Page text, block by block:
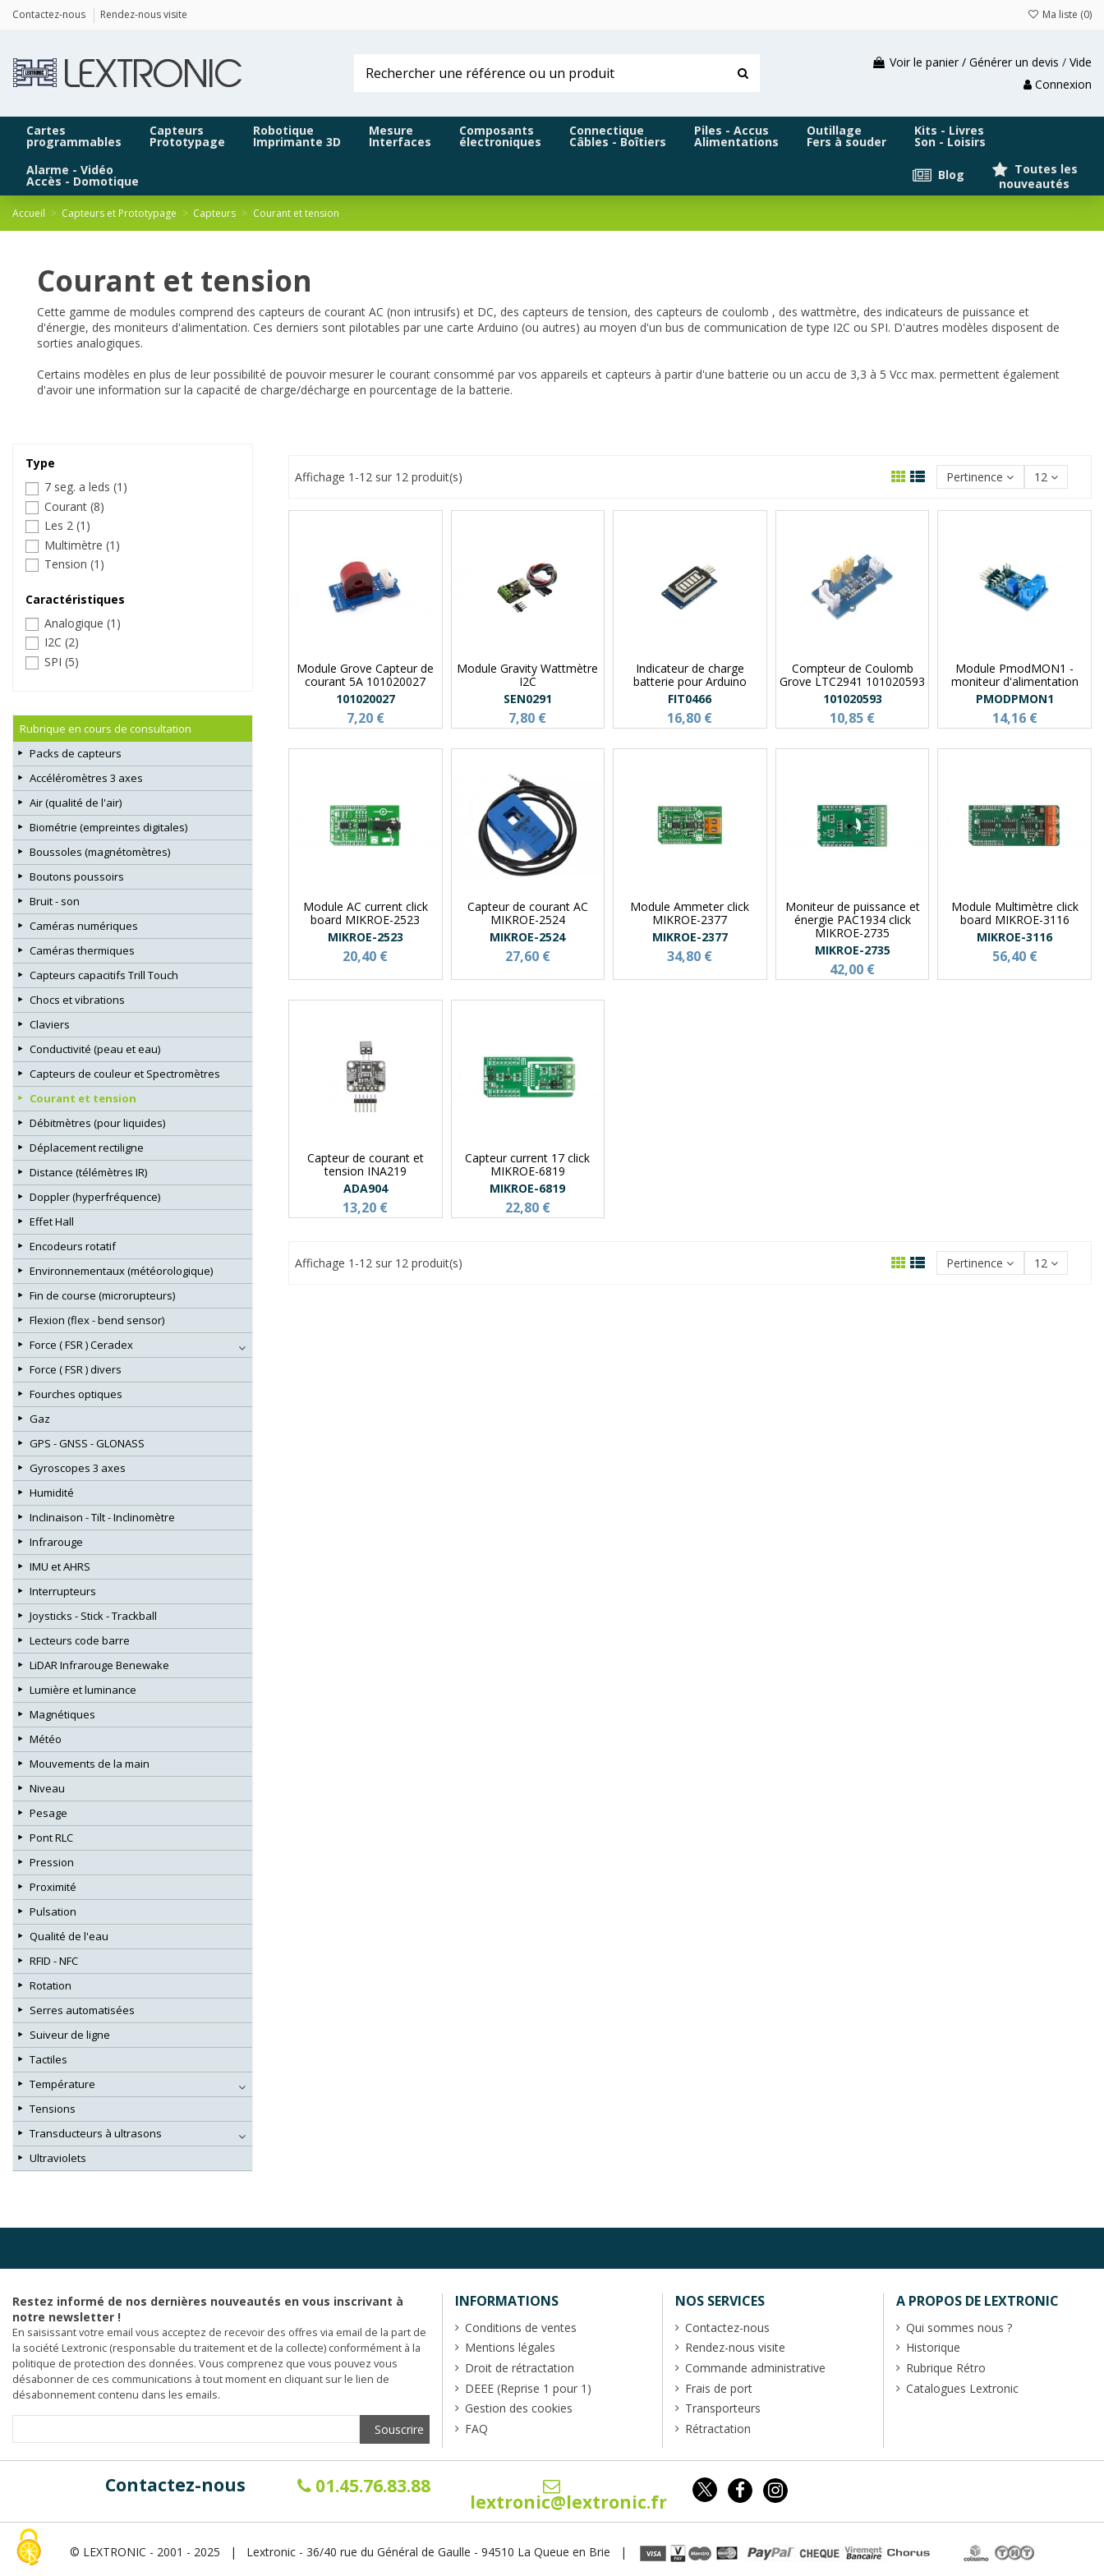
Contactez-nous Rendez-nous visite Ma liste (0)
Voir le panier / Générer un devis / Vide
Connexion
Cartes
programmables
Capteurs
Prototypage
Robotique
Imprimante 3D
Mesure
Interfaces
Composants
électroniques
Connectique
Câbles - Boîtiers
Piles - Accus
Alimentations
Outillage
Fers à souder
Kits - Livres
Son - Loisirs
Alarme - Vidéo
Accès - Domotique
Toutes les
nouveautés
Blog
Accueil Capteurs et Prototypage Capteurs Courant et tension
Courant et tension
Cette gamme de modules comprend des capteurs de courant AC (non intrusifs) et DC, des capteurs de tension, des capteurs de coulomb , des wattmètre, des indicateurs de puissance et
d'énergie, des moniteurs d'alimentation. Ces derniers sont pilotables par une carte Arduino (ou autres) au moyen d'un bus de communication de type I2C ou SPI. D'autres modèles disposent de
sorties analogiques.
Certains modèles en plus de leur possibilité de pouvoir mesurer le courant consommé par vos appareils et capteurs à partir d'une batterie ou un accu de 3,3 à 5 Vcc max. permettent également
d'avoir une information sur la capacité de charge/décharge en pourcentage de la batterie.
Affichage 1-12 sur 12 produit(s) Pertinence 12
Module Grove Capteur de
courant 5A 101020027
101020027
7,20 €
Module Gravity Wattmètre
I2C
SEN0291
7,80 €
Indicateur de charge
batterie pour Arduino
FIT0466
16,80 €
Compteur de Coulomb
Grove LTC2941 101020593
101020593
10,85 €
Module PmodMON1 -
moniteur d'alimentation
PMODPMON1
14,16 €
Module AC current click
board MIKROE-2523
MIKROE-2523
20,40 €
Capteur de courant AC
MIKROE-2524
MIKROE-2524
27,60 €
Module Ammeter click
MIKROE-2377
MIKROE-2377
34,80 €
Moniteur de puissance et
énergie PAC1934 click
MIKROE-2735
MIKROE-2735
42,00 €
Module Multimètre click
board MIKROE-3116
MIKROE-3116
56,40 €
Capteur de courant et
tension INA219
ADA904
13,20 €
Capteur current 17 click
MIKROE-6819
MIKROE-6819
22,80 €
Affichage 1-12 sur 12 produit(s) Pertinence 12
Type
7 seg. a leds (1)
Courant (8)
Les 2 (1)
Multimètre (1)
Tension (1)
Caractéristiques
Analogique (1)
I2C (2)
SPI (5)
Rubrique en cours de consultation
Packs de capteurs
Accéléromètres 3 axes
Air (qualité de l'air)
Biométrie (empreintes digitales)
Boussoles (magnétomètres)
Boutons poussoirs
Bruit - son
Caméras numériques
Caméras thermiques
Capteurs capacitifs Trill Touch
Chocs et vibrations
Claviers
Conductivité (peau et eau)
Capteurs de couleur et Spectromètres
Courant et tension
Débitmètres (pour liquides)
Déplacement rectiligne
Distance (télémètres IR)
Doppler (hyperfréquence)
Effet Hall
Encodeurs rotatif
Environnementaux (météorologique)
Fin de course (microrupteurs)
Flexion (flex - bend sensor)
Force ( FSR ) Ceradex
Force ( FSR ) divers
Fourches optiques
Gaz
GPS - GNSS - GLONASS
Gyroscopes 3 axes
Humidité
Inclinaison - Tilt - Inclinomètre
Infrarouge
IMU et AHRS
Interrupteurs
Joysticks - Stick - Trackball
Lecteurs code barre
LiDAR Infrarouge Benewake
Lumière et luminance
Magnétiques
Météo
Mouvements de la main
Niveau
Pesage
Pont RLC
Pression
Proximité
Pulsation
Qualité de l'eau
RFID - NFC
Rotation
Serres automatisées
Suiveur de ligne
Tactiles
Température
Tensions
Transducteurs à ultrasons
Ultraviolets
Restez informé de nos dernières nouveautés en vous inscrivant à
notre newsletter !
En saisissant votre email vous acceptez de recevoir des offres via email de la part de
la société Lextronic (responsable du traitement et de la collecte) conformément à la
politique de protection des données. Vous comprenez que vous pouvez vous
désabonner de ces communications à tout moment en cliquant sur le lien de
désabonnement contenu dans les emails.
INFORMATIONS
Conditions de ventes
Mentions légales
Droit de rétractation
DEEE (Reprise 1 pour 1)
Gestion des cookies
FAQ
NOS SERVICES
Contactez-nous
Rendez-nous visite
Commande administrative
Frais de port
Transporteurs
Rétractation
A PROPOS DE LEXTRONIC
Qui sommes nous ?
Historique
Rubrique Rétro
Catalogues Lextronic
Contactez-nous 01.45.76.83.88
lextronic@lextronic.fr
© LEXTRONIC - 2001 - 2025 | Lextronic - 36/40 rue du Général de Gaulle - 94510 La Queue en Brie |
Panneau de gestion des cookies